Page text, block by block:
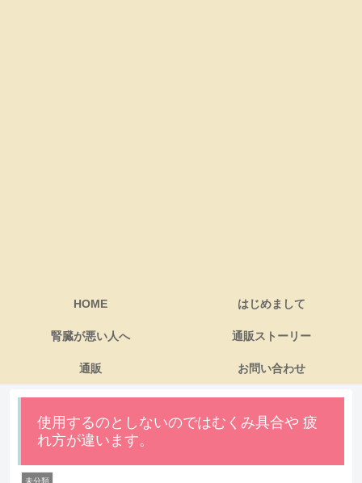
HOME はじめまして
腎臓が悪い人へ 通販ストーリー
通販 お問い合わせ
使用するのとしないのではむくみ具合や 疲
れ方が違います。
未分類